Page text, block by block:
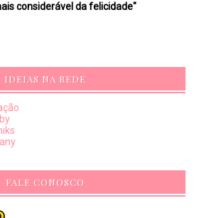
considerável da felicidade"
IDEIAS NA REDE
FALE CONOSCO